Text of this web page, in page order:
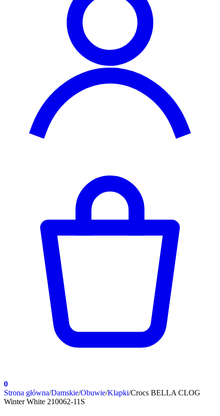
0
Strona główna/Damskie/Obuwie/Klapki/Crocs BELLA CLOG
Winter White 210062-11S